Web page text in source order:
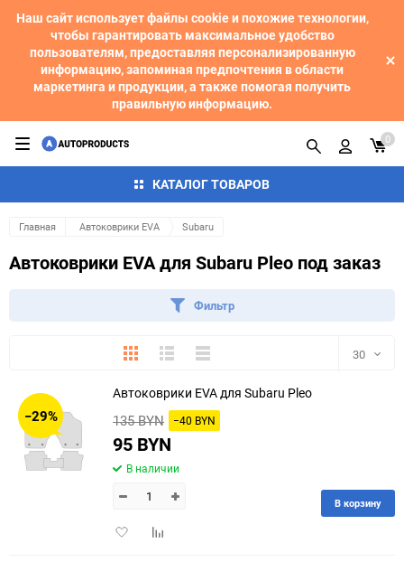
Наш сайт использует файлы cookie и похожие технологии,
чтобы гарантировать максимальное удобство
пользователям, предоставляя персонализированную
информацию, запоминая предпочтения в области
маркетинга и продукции, а также помогая получить
правильную информацию.
КАТАЛОГ ТОВАРОВ
0
Главная Автоковрики EVA Subaru
Автоковрики EVA для Subaru Pleo под заказ
Фильтр
ПлиткаПодробноКомпактно 30
150
−29%
Автоковрики EVA для Subaru Pleo
135 BYN −40 BYN
95 BYN
В наличии
ДобавитьДобавить
В корзину